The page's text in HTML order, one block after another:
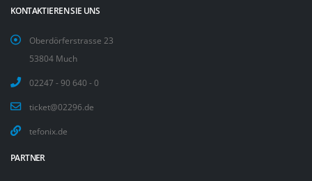
KONTAKTIEREN SIE UNS
Oberdörferstrasse 23
53804 Much
02247 - 90 640 - 0
ticket@02296.de
tefonix.de
PARTNER